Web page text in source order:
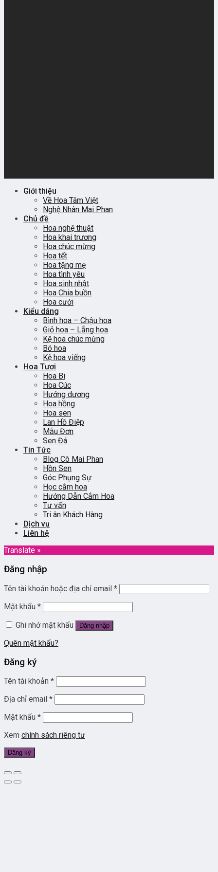
Giới thiệu
Về Hoa Tâm Việt
Nghệ Nhân Mai Phan
Chủ đề
Hoa nghệ thuật
Hoa khai trương
Hoa chúc mừng
Hoa tết
Hoa tặng mẹ
Hoa tình yêu
Hoa sinh nhật
Hoa Chia buồn
Hoa cưới
Kiểu dáng
Bình hoa – Chậu hoa
Giỏ hoa – Lẵng hoa
Kệ hoa chúc mừng
Bó hoa
Kệ hoa viếng
Hoa Tươi
Hoa Bi
Hoa Cúc
Hướng dương
Hoa hồng
Hoa sen
Lan Hồ Điệp
Mẫu Đơn
Sen Đá
Tin Tức
Blog Cô Mai Phan
Hồn Sen
Góc Phụng Sự
Học cắm hoa
Hướng Dẫn Cắm Hoa
Tư vấn
Tri ân Khách Hàng
Dịch vụ
Liên hệ
Translate »
Đăng nhập
Tên tài khoản hoặc địa chỉ email *
Mật khẩu *
Ghi nhớ mật khẩu
Đăng nhập
Quên mật khẩu?
Đăng ký
Tên tài khoản *
Địa chỉ email *
Mật khẩu *
Xem chính sách riêng tư
Đăng ký